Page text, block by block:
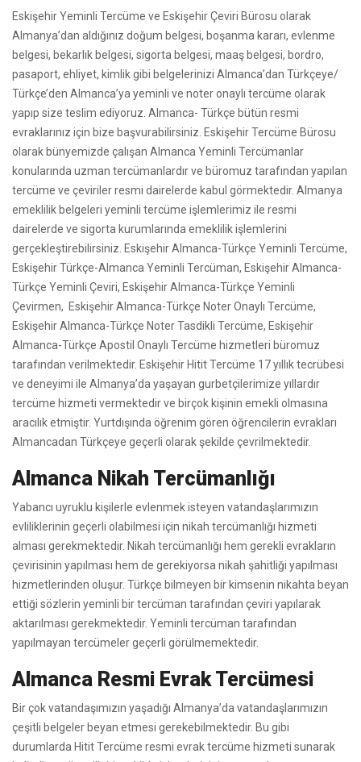
Eskişehir Yeminli Tercüme ve Eskişehir Çeviri Bürosu olarak
Almanya’dan aldığınız doğum belgesi, boşanma kararı, evlenme
belgesi, bekarlık belgesi, sigorta belgesi, maaş belgesi, bordro,
pasaport, ehliyet, kimlik gibi belgelerinizi Almanca’dan Türkçeye/
Türkçe’den Almanca’ya yeminli ve noter onaylı tercüme olarak
yapıp size teslim ediyoruz. Almanca- Türkçe bütün resmi
evraklarınız için bize başvurabilirsiniz. Eskişehir Tercüme Bürosu
olarak bünyemizde çalışan Almanca Yeminli Tercümanlar
konularında uzman tercümanlardır ve büromuz tarafından yapılan
tercüme ve çeviriler resmi dairelerde kabul görmektedir. Almanya
emeklilik belgeleri yeminli tercüme işlemlerimiz ile resmi
dairelerde ve sigorta kurumlarında emeklilik işlemlerini
gerçekleştirebilirsiniz. Eskişehir Almanca-Türkçe Yeminli Tercüme,
Eskişehir Türkçe-Almanca Yeminli Tercüman, Eskişehir Almanca-
Türkçe Yeminli Çeviri, Eskişehir Almanca-Türkçe Yeminli
Çevirmen, Eskişehir Almanca-Türkçe Noter Onaylı Tercüme,
Eskişehir Almanca-Türkçe Noter Tasdikli Tercüme, Eskişehir
Almanca-Türkçe Apostil Onaylı Tercüme hizmetleri büromuz
tarafından verilmektedir. Eskişehir Hitit Tercüme 17 yıllık tecrübesi
ve deneyimi ile Almanya’da yaşayan gurbetçilerimize yıllardır
tercüme hizmeti vermektedir ve birçok kişinin emekli olmasına
aracılık etmiştir. Yurtdışında öğrenim gören öğrencilerin evrakları
Almancadan Türkçeye geçerli olarak şekilde çevrilmektedir.
Almanca Nikah Tercümanlığı
Yabancı uyruklu kişilerle evlenmek isteyen vatandaşlarımızın
evliliklerinin geçerli olabilmesi için nikah tercümanlığı hizmeti
alması gerekmektedir. Nikah tercümanlığı hem gerekli evrakların
çevirisinin yapılması hem de gerekiyorsa nikah şahitliği yapılması
hizmetlerinden oluşur. Türkçe bilmeyen bir kimsenin nikahta beyan
ettiği sözlerin yeminli bir tercüman tarafından çeviri yapılarak
aktarılması gerekmektedir. Yeminli tercüman tarafından
yapılmayan tercümeler geçerli görülmemektedir.
Almanca Resmi Evrak Tercümesi
Bir çok vatandaşımızın yaşadığı Almanya’da vatandaşlarımızın
çeşitli belgeler beyan etmesi gerekebilmektedir. Bu gibi
durumlarda Hitit Tercüme resmi evrak tercüme hizmeti sunarak